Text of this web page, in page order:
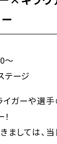
～
テージ
イガーや選
!
しては、当